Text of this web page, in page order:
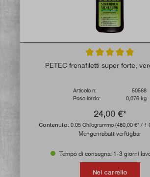
Valutazione media di
PETEC frenafiletti super forte,
Articolo n:
50568
Peso lordo:
0,076 kg
24,00 €*
Contenuto: 0.05 Chilogrammo (480,00 €* / 1
Mengenrabatt verfügbar
Tempo di consegna: 1-3 giorni
Nel carrello